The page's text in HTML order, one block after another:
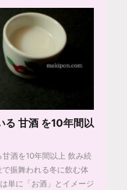
る 甘酒 を10年間以
酒を10年間以上 飲み続
振舞われる冬に飲む体
単に「お酒」とイメージ